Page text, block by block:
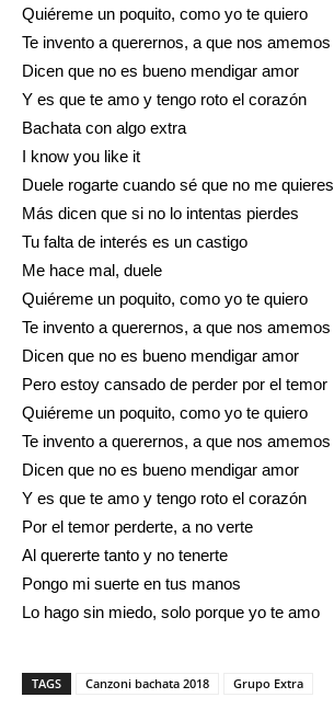
Quiéreme un poquito, como yo te quiero
Te invento a querernos, a que nos amemos
Dicen que no es bueno mendigar amor
Y es que te amo y tengo roto el corazón
Bachata con algo extra
I know you like it
Duele rogarte cuando sé que no me quieres
Más dicen que si no lo intentas pierdes
Tu falta de interés es un castigo
Me hace mal, duele
Quiéreme un poquito, como yo te quiero
Te invento a querernos, a que nos amemos
Dicen que no es bueno mendigar amor
Pero estoy cansado de perder por el temor
Quiéreme un poquito, como yo te quiero
Te invento a querernos, a que nos amemos
Dicen que no es bueno mendigar amor
Y es que te amo y tengo roto el corazón
Por el temor perderte, a no verte
Al quererte tanto y no tenerte
Pongo mi suerte en tus manos
Lo hago sin miedo, solo porque yo te amo
TAGS Canzoni bachata 2018 Grupo Extra